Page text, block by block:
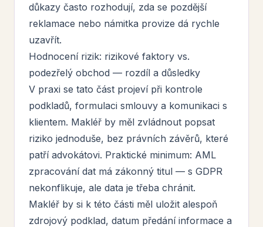
důkazy často rozhodují, zda se pozdější
reklamace nebo námitka provize dá rychle
uzavřít.
Hodnocení rizik: rizikové faktory vs.
podezřelý obchod — rozdíl a důsledky
V praxi se tato část projeví při kontrole
podkladů, formulaci smlouvy a komunikaci s
klientem. Makléř by měl zvládnout popsat
riziko jednoduše, bez právních závěrů, které
patří advokátovi. Praktické minimum: AML
zpracování dat má zákonný titul — s GDPR
nekonflikuje, ale data je třeba chránit.
Makléř by si k této části měl uložit alespoň
zdrojový podklad, datum předání informace a